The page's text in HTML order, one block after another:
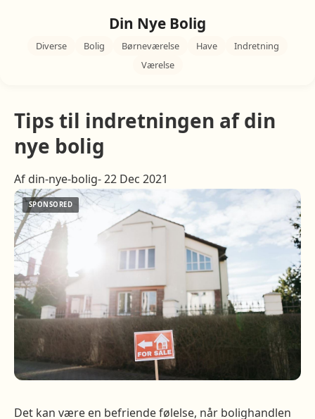
Din Nye Bolig
Diverse Bolig Børneværelse Have
Indretning
Værelse
Tips til indretningen af din
nye bolig
Af din-nye-bolig- 22 Dec 2021
Det kan være en befriende følelse, når bolighandlen